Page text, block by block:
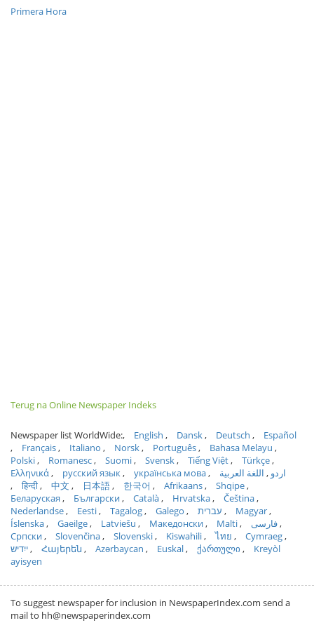
Primera Hora
Terug na Online Newspaper Indeks
Newspaper list WorldWide: English Dansk Deutsch
Español
Français
Italiano Norsk Português
Bahasa Melayu
Polski
Romanesc Suomi Svensk Tiếng Việt
Türkçe
Ελληνικά
русский язык українська мова اردو
اللغة العربية
हिन्दी
中文 日本語 한국어 Afrikaans
Shqipe
Беларуская
Български Català Hrvatska
Čeština
Nederlandse
Eesti Tagalog Galego עברית
Magyar
Íslenska
Gaeilge Latviešu Македонски Malti
فارسی
Српски
Slovenčina Slovenski Kiswahili ไทย
Cymraeg
ייִדיש
Հայերեն Azərbaycan Euskal ქართული
Kreyòl
ayisyen
To suggest newspaper for inclusion in NewspaperIndex.com send a
mail to hh@newspaperindex.com